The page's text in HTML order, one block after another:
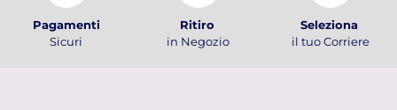
Pagamenti
Sicuri
Ritiro
in Negozio
Seleziona
il tuo Corriere